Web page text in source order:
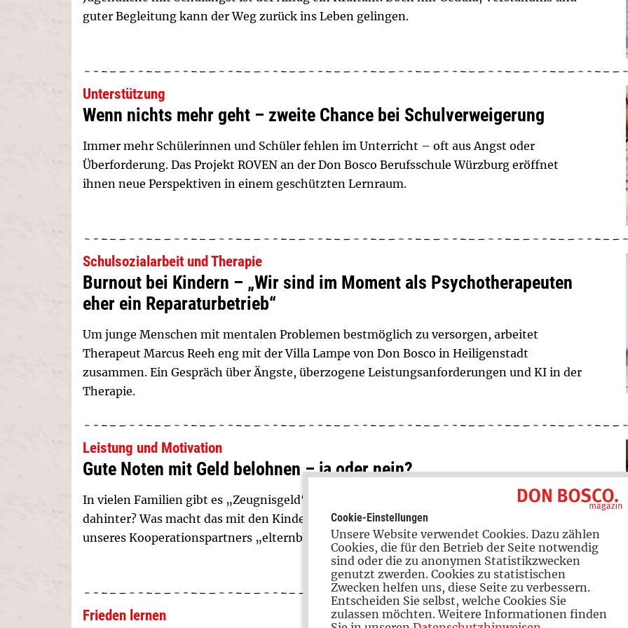
guter Begleitung kann der Weg zurück ins Leben gelingen.
Unterstützung
Wenn nichts mehr geht – zweite Chance bei Schulverweigerung
Immer mehr Schülerinnen und Schüler fehlen im Unterricht – oft aus Angst oder
Überforderung. Das Projekt ROVEN an der Don Bosco Berufsschule Würzburg eröffnet
ihnen neue Perspektiven in einem geschützten Lernraum.
Schulsozialarbeit und Therapie
Burnout bei Kindern – „Wir sind im Moment als Psychotherapeuten
eher ein Reparaturbetrieb“
Um junge Menschen mit mentalen Problemen bestmöglich zu versorgen, arbeitet
Therapeut Marcus Reeh eng mit der Villa Lampe von Don Bosco in Heiligenstadt
zusammen. Ein Gespräch über Ängste, überzogene Leistungsanforderungen und KI in der
Therapie.
Leistung und Motivation
Gute Noten mit Geld belohnen – ja oder nein?
In vielen Familien gibt es „Zeugnisgeld“ für gute Leistungen in der Schule. Was steckt
dahinter? Was macht das mit den Kindern? Und welche Alternativen gibt es? Ein Beitrag
unseres Kooperationspartners „elternbriefe“.
Frieden lernen
Cookie-Einstellungen
Unsere Website verwendet Cookies. Dazu zählen
Cookies, die für den Betrieb der Seite notwendig
sind oder die zu anonymen Statistikzwecken
genutzt zwerden. Cookies zu statistischen
Zwecken helfen uns, diese Seite zu verbessern.
Entscheiden Sie selbst, welche Cookies Sie
zulassen möchten. Weitere Informationen finden